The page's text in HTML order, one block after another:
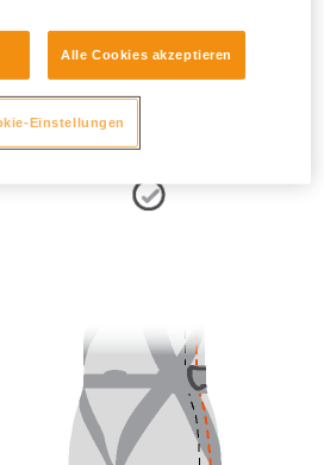
Alle Cookies akzeptieren
Einstellungen